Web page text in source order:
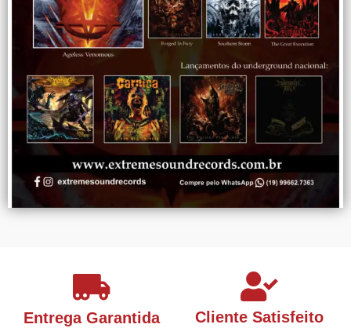
Entrega Garantida Cliente Satisfeito